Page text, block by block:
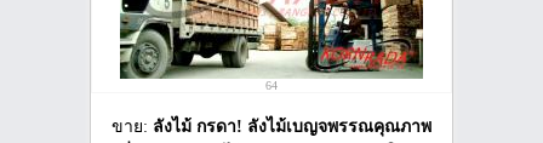
64
ขาย: ลังไม้ กรดา! ลังไม้เบญจพรรณคุณภาพ